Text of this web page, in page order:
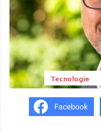
Tecnologie